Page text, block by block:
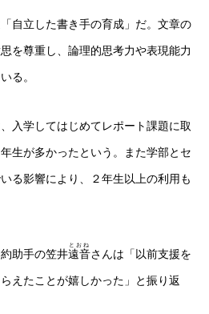
自立した書き手の育成」だ。文章の
を尊重し、論理的思考力や表現能力
る。
入学してはじめてレポート課題に取
生が多かったという。また学部とセ
る影響により、２年生以上の利用も
助手の笠井遠音
とおね
さんは「以前支援を
えたことが嬉しかった」と振り返